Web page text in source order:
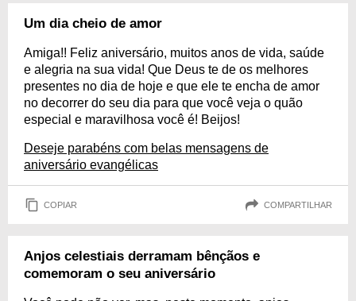
Um dia cheio de amor
Amiga!! Feliz aniversário, muitos anos de vida, saúde
e alegria na sua vida! Que Deus te de os melhores
presentes no dia de hoje e que ele te encha de amor
no decorrer do seu dia para que você veja o quão
especial e maravilhosa você é! Beijos!
Deseje parabéns com belas mensagens de
aniversário evangélicas
COPIAR COMPARTILHAR
Anjos celestiais derramam bênçãos e
comemoram o seu aniversário